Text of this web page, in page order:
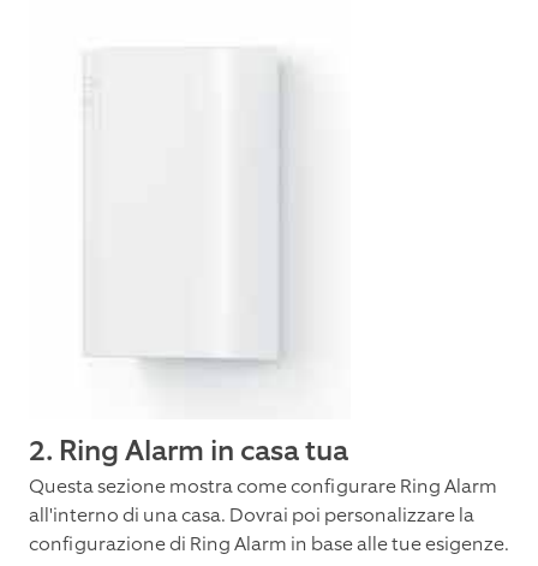
2. Ring Alarm in casa tua
Questa sezione mostra come configurare Ring Alarm
all'interno di una casa. Dovrai poi personalizzare la
configurazione di Ring Alarm in base alle tue esigenze.